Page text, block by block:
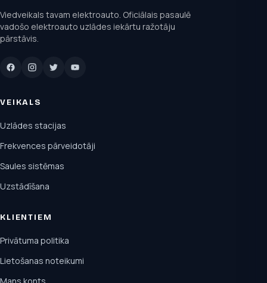
Viedveikals tavam elektroauto. Oficiālais pasaulē
vadošo elektroauto uzlādes iekārtu ražotāju
pārstāvis.
VEIKALS
Uzlādes stacijas
Frekvences pārveidotāji
Saules sistēmas
Uzstādīšana
KLIENTIEM
Privātuma politika
Lietošanas noteikumi